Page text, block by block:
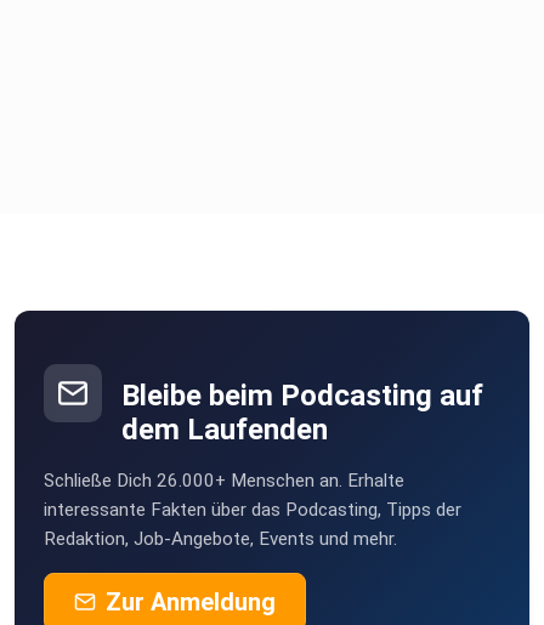
Bleibe beim Podcasting auf
dem Laufenden
Schließe Dich 26.000+ Menschen an. Erhalte
interessante Fakten über das Podcasting, Tipps der
Redaktion, Job-Angebote, Events und mehr.
Zur Anmeldung